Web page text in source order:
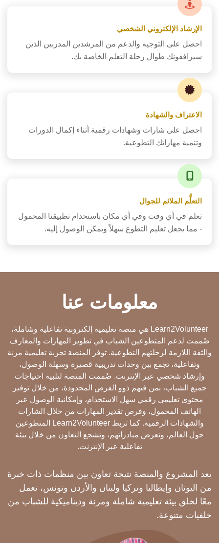
الإرشاد الإلكتروني الشخصي
احصل على التوجيه والدعم من المرشدين المدربين الذين
سيرافقونك طوال رحلة التعلم الخاصة بك.
الاعتراف والشهادة
احصل على شارات وشهادات رقمية أثناء إكمال الدورات
وتنمية مهاراتك التطوعية.
التعلُّم الملائم للجوال
تعلم في أي وقت وفي أي مكان باستخدام تطبيقنا المحمول
- مما يجعل تعليم التطوع سهلاً ويمكن الوصول إليه.
معلومات عنا
Learn2Volunteer هي منصة تعليمية إلكترونية تفاعلية وشاملة،
صُممت لدعم المتطوعين الشباب في تطوير المهارات والمعارف
والثقة اللازمة لرحلتهم التطوعية. توفر المنصة تجربة تعليمية مرنة
وتفاعلية، تجمع بين وحدات تدريبية قصيرة وسهلة الوصول،
وإرشاد شخصي عبر الإنترنت. صُممت المنصة لتلبية احتياجات
جميع الشباب، بمن فيهم ذوو الفرص المحدودة، من خلال توفير
محتوى تعليمي رقمي سهل الاستخدام، وإمكانية الوصول عبر
الهاتف المحمول، وفرص تقدير المهارات من خلال الشارات
والشهادات الرقمية. كما تربط Learn2Volunteer المتطوعين
حول العالم، وتعرض مبادراتهم، وتشجع التعاون من خلال بيئة
تفاعلية عبر الإنترنت.
يعد المشروع والمنصة نتيجة تعاون بين منظمات ذات خبرة
من اليونان وإيطاليا وتركيا ولبنان والأردن وتونس، تعمل
معًا لخلق بيئة تعليمية شاملة ومرنة وديناميكية للشباب من
خلفيات متنوعة.